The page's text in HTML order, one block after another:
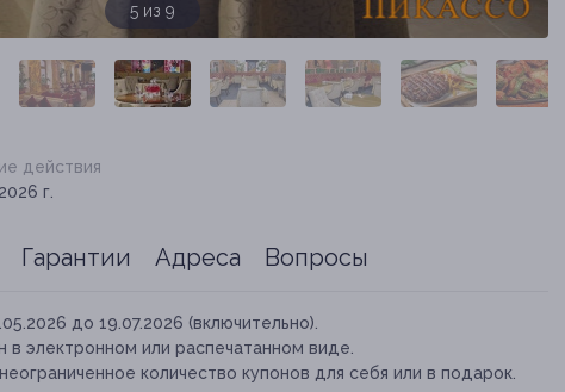
6 из 9
действия
г.
Гарантии Адреса Вопросы
до 19.07.2026 (включительно).
электронном или распечатанном виде.
количество купонов для себя или в подарок.